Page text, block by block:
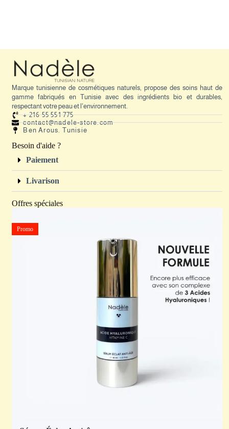
Marque tunisienne de cosmétiques naturels, propose des soins haut de
gamme fabriqués en Tunisie avec des ingrédients bio et durables,
respectant votre peau et l'environnement.
+ 216 55 551 775
contact@nadele-store.com
Ben Arous. Tunisie
Besoin d'aide ?
Paiement
Livarison
Offres spéciales
Promo